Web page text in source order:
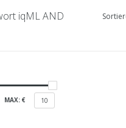
iqML AND
MAX: € 10